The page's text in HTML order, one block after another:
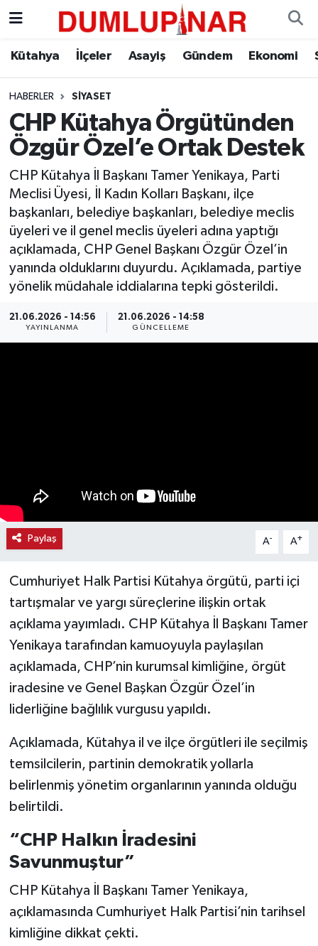
Kütahya İlçeler Asayiş Gündem Ekonomi
HABERLER SIYASET
CHP Kütahya Örgütünden
Özgür Özel’e Ortak Destek
CHP Kütahya İl Başkanı Tamer Yenikaya, Parti
Meclisi Üyesi, İl Kadın Kolları Başkanı, ilçe
başkanları, belediye başkanları, belediye meclis
üyeleri ve il genel meclis üyeleri adına yaptığı
açıklamada, CHP Genel Başkanı Özgür Özel’in
yanında olduklarını duyurdu. Açıklamada, partiye
yönelik müdahale iddialarına tepki gösterildi.
21.06.2026 - 14:56
YAYINLANMA
21.06.2026 - 14:58
GÜNCELLEME
Paylaş A- A+
Cumhuriyet Halk Partisi Kütahya örgütü, parti içi
tartışmalar ve yargı süreçlerine ilişkin ortak
açıklama yayımladı. CHP Kütahya İl Başkanı Tamer
Yenikaya tarafından kamuoyuyla paylaşılan
açıklamada, CHP’nin kurumsal kimliğine, örgüt
iradesine ve Genel Başkan Özgür Özel’in
liderliğine bağlılık vurgusu yapıldı.
Açıklamada, Kütahya il ve ilçe örgütleri ile seçilmiş
temsilcilerin, partinin demokratik yollarla
belirlenmiş yönetim organlarının yanında olduğu
belirtildi.
“CHP Halkın İradesini
Savunmuştur”
CHP Kütahya İl Başkanı Tamer Yenikaya,
açıklamasında Cumhuriyet Halk Partisi’nin tarihsel
kimliğine dikkat çekti.
Asayiş
Diğer
Dünya
Eğitim
Ekonomi
Eleman
Emlak
Haber
Resmi İlanlar
Sağlık
Siyaset
Spor
Teknoloji
Vasıta
Vefat Haberleri
Yaşam
Kütahya Hava Durumu
Kütahya Trafik Yoğunluk Haritası
Süper Lig Puan Durumu ve Fikstür
Tüm Manşetler
Son Dakika Haberleri
Haber Arşivi